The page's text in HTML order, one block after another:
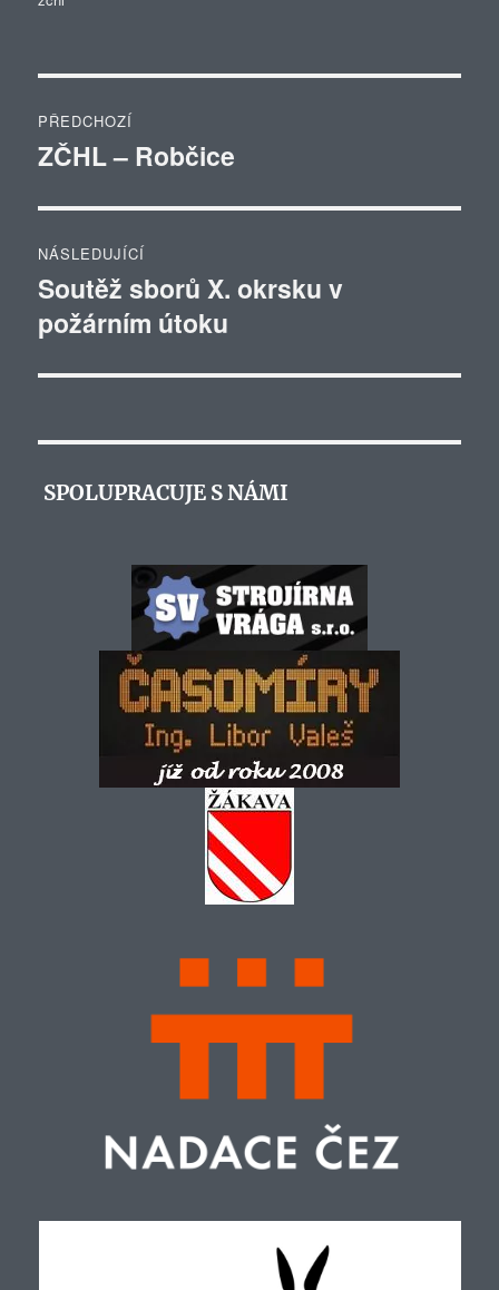
pro
PŘEDCHOZÍ
Předchozí
ZČHL – Robčice
NÁSLEDUJÍCÍ
Následující
příspěvek:
Soutěž sborů X. okrsku v
požárním útoku
SPOLUPRACUJE S NÁMI